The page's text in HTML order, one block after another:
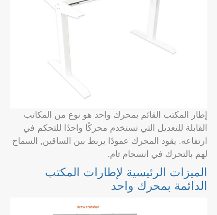
إطار المكتب القائم بمحرك واحد هو نوع من المكاتب
القابلة للتعديل التي تستخدم محركًا واحدًا للتحكم في
ارتفاعه. يقود المحرك عمودًا يربط بين الساقين, السماح
لهم بالتحرك في انسجام تام.
الميزات الرئيسية لإطارات المكتب
الدائمة بمحرك واحد